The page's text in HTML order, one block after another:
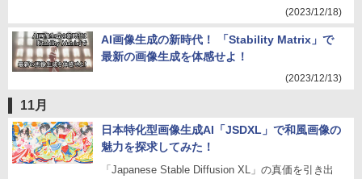
(2023/12/18)
AI画像生成の新時代！ 「Stability Matrix」で
最新の画像生成を体感せよ！
(2023/12/13)
11月
日本特化型画像生成AI「JSDXL」で和風画像の
魅力を探求してみた！
「Japanese Stable Diffusion XL」の真価を引き出